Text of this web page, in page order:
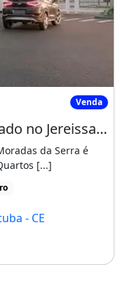
no Jereissate
Venda
Casas em Condominio Fechado no Jereissate 3, Entrada Facilitada em Ate 60X, Aproveite!
da Serra é
[...]
- CE